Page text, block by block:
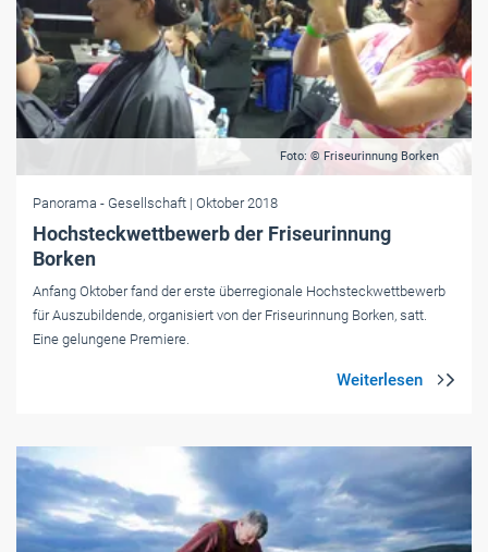
Foto: © Friseurinnung Borken
Panorama - Gesellschaft | Oktober 2018
Hochsteckwettbewerb der Friseurinnung
Borken
Anfang Oktober fand der erste überregionale Hochsteckwettbewerb
für Auszubildende, organisiert von der Friseurinnung Borken, satt.
Eine gelungene Premiere.